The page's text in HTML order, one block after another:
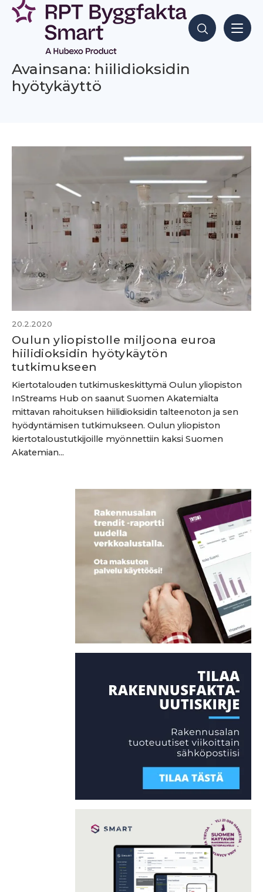
Siirry
sisältöön
Hae sisältöjä
Avainsana: hiilidioksidin
hyötykäyttö
20.2.2020
Oulun yliopistolle miljoona euroa
hiilidioksidin hyötykäytön
tutkimukseen
Kiertotalouden tutkimuskeskittymä Oulun yliopiston
InStreams Hub on saanut Suomen Akatemialta
mittavan rahoituksen hiilidioksidin talteenoton ja sen
hyödyntämisen tutkimukseen. Oulun yliopiston
kiertotaloustutkijoille myönnettiin kaksi Suomen
Akatemian...